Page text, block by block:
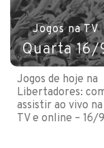
Jogos na TV
Quarta 16/
Jogos de hoje na
Libertadores:
assistir ao vivo na
TV e online – 16/9